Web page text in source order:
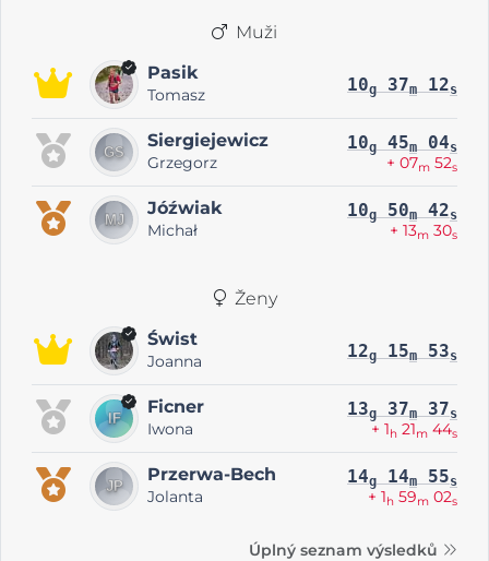
Muži
Pasik
Tomasz 10g 37m 12s
Siergiejewicz
Grzegorz
10g 45m 04s
+ 07m 52s
Jóźwiak
Michał
10g 50m 42s
+ 13m 30s
Ženy
Świst
Joanna 12g 15m 53s
Ficner
Iwona
13g 37m 37s
+ 1h 21m 44s
Przerwa-Bech
Jolanta
14g 14m 55s
+ 1h 59m 02s
Úplný seznam výsledků